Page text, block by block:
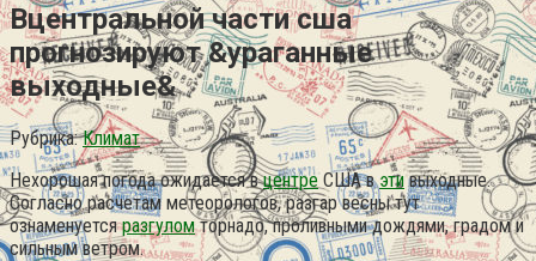
Вцентральной части сша
прогнозируют &ураганные
выходные&
Рубрика: Климат
Нехорошая погода ожидается вцентреСША вэтивыходные.
Согласно расчетам метеорологов, разгар весны тут
ознаменуетсяразгуломторнадо, проливными дождями, градом и
сильным ветром.